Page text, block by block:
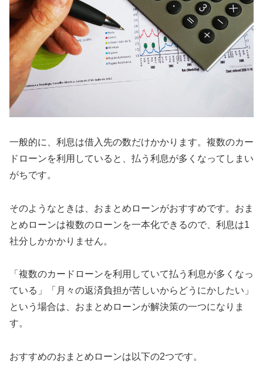
一般的に、利息は借入先の数だけかかります。複数のカー
ドローンを利用していると、払う利息が多くなってしまい
がちです。
そのようなときは、おまとめローンがおすすめです。おま
とめローンは複数のローンを一本化できるので、利息は1
社分しかかかりません。
「複数のカードローンを利用していて払う利息が多くなっ
ている」「月々の返済負担が苦しいからどうにかしたい」
という場合は、おまとめローンが解決策の一つになりま
す。
おすすめのおまとめローンは以下の2つです。